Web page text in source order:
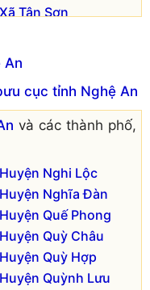
Xã Tân Sơn
Xã Thịnh Sơn
Xã Thượng Sơn
Xã Tràng Sơn
Xã Văn Sơn
Xã Xuân Sơn
Xã Yên Sơn
An
cục tỉnh Nghệ An
và các thành phố,
Huyện Nghi Lộc
Huyện Nghĩa Đàn
Huyện Quế Phong
Huyện Quỳ Châu
Huyện Quỳ Hợp
Huyện Quỳnh Lưu